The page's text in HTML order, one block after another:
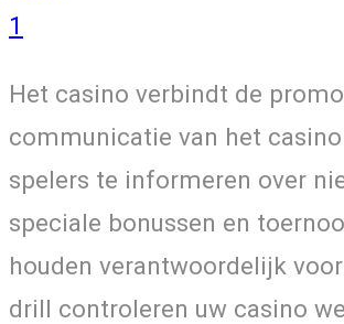
1
Het casino verbindt de
communicatie van het
spelers te informeren over
speciale bonussen en
houden verantwoordelijk
drill controleren uw casino